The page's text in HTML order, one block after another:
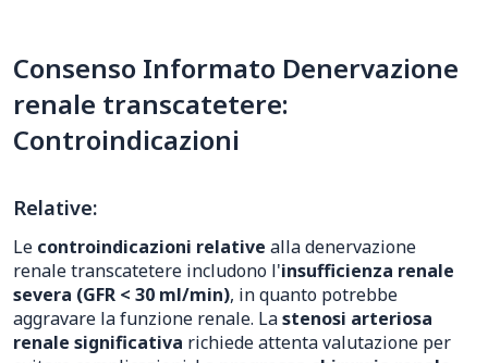
Consenso Informato Denervazione
renale transcatetere:
Controindicazioni
Relative:
Le controindicazioni relative alla denervazione
renale transcatetere includono l'insufficienza renale
severa (GFR < 30 ml/min), in quanto potrebbe
aggravare la funzione renale. Lastenosi arteriosa
renale significativa richiede attenta valutazione per